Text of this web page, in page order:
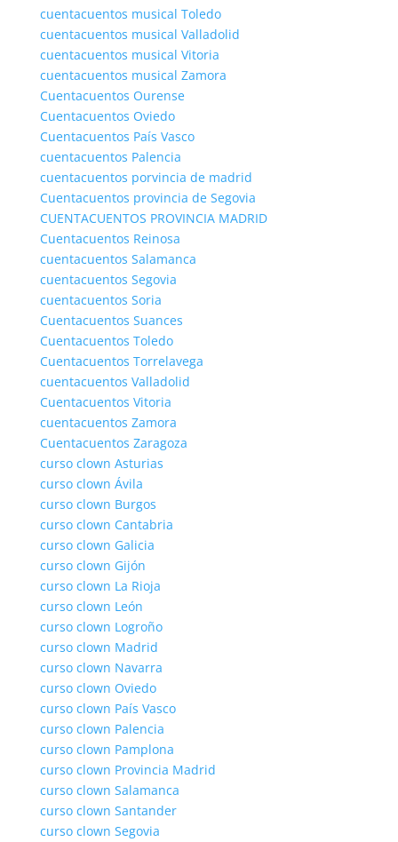
cuentacuentos musical Toledo
cuentacuentos musical Valladolid
cuentacuentos musical Vitoria
cuentacuentos musical Zamora
Cuentacuentos Ourense
Cuentacuentos Oviedo
Cuentacuentos País Vasco
cuentacuentos Palencia
cuentacuentos porvincia de madrid
Cuentacuentos provincia de Segovia
CUENTACUENTOS PROVINCIA MADRID
Cuentacuentos Reinosa
cuentacuentos Salamanca
cuentacuentos Segovia
cuentacuentos Soria
Cuentacuentos Suances
Cuentacuentos Toledo
Cuentacuentos Torrelavega
cuentacuentos Valladolid
Cuentacuentos Vitoria
cuentacuentos Zamora
Cuentacuentos Zaragoza
curso clown Asturias
curso clown Ávila
curso clown Burgos
curso clown Cantabria
curso clown Galicia
curso clown Gijón
curso clown La Rioja
curso clown León
curso clown Logroño
curso clown Madrid
curso clown Navarra
curso clown Oviedo
curso clown País Vasco
curso clown Palencia
curso clown Pamplona
curso clown Provincia Madrid
curso clown Salamanca
curso clown Santander
curso clown Segovia